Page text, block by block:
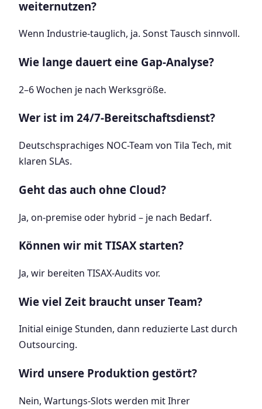
weiternutzen?
Wenn Industrie-tauglich, ja. Sonst Tausch sinnvoll.
Wie lange dauert eine Gap-Analyse?
2–6 Wochen je nach Werksgröße.
Wer ist im 24/7-Bereitschaftsdienst?
Deutschsprachiges NOC-Team von Tila Tech, mit
klaren SLAs.
Geht das auch ohne Cloud?
Ja, on-premise oder hybrid – je nach Bedarf.
Können wir mit TISAX starten?
Ja, wir bereiten TISAX-Audits vor.
Wie viel Zeit braucht unser Team?
Initial einige Stunden, dann reduzierte Last durch
Outsourcing.
Wird unsere Produktion gestört?
Nein, Wartungs-Slots werden mit Ihrer